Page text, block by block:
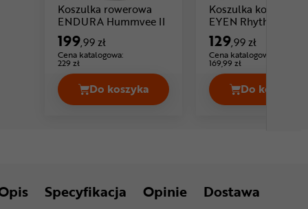
Koszulka rowerowa
ENDURA Hummvee II
Cena: 199 ,99 zł
199,99 zł
Cena katalogowa:
229 zł
Do koszyka
Koszulka rowerowa ENDURA
Koszulka kolarska
EYEN Rhythm 2.0
129,99 zł
Cena katalogowa:
169,99 zł
Do koszyka
Specyfikacja Opinie Dostawa